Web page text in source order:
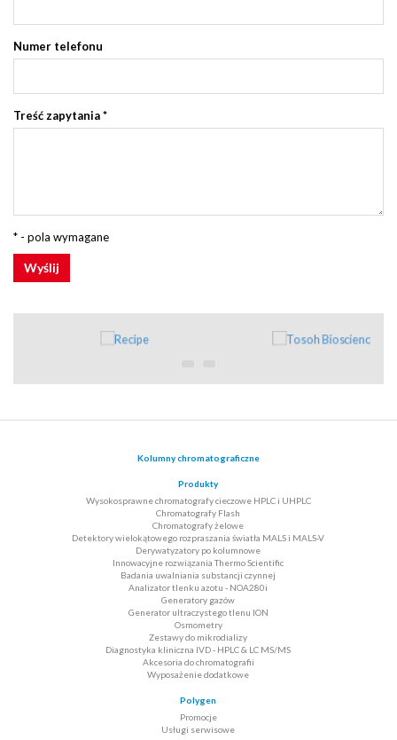
Numer telefonu
Treść zapytania*
* - pola wymagane
Wyślij
Kolumny chromatograficzne
Produkty
Wysokosprawne chromatografy cieczowe HPLC i UHPLC
Chromatografy Flash
Chromatografy żelowe
Detektory wielokątowego rozpraszania światła MALS i MALS-V
Derywatyzatory po kolumnowe
Innowacyjne rozwiązania Thermo Scientific
Badania uwalniania substancji czynnej
Analizator tlenku azotu - NOA280i
Generatory gazów
Generator ultraczystego tlenu ION
Osmometry
Zestawy do mikrodializy
Diagnostyka kliniczna IVD - HPLC & LC MS/MS
Akcesoria do chromatografii
Wyposażenie dodatkowe
Polygen
Promocje
Usługi serwisowe